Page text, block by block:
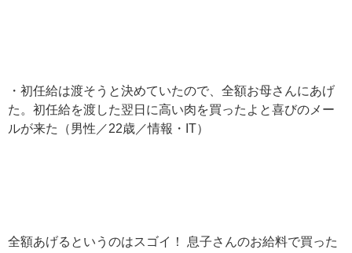
・初任給は渡そうと決めていたので、全額お母さんにあげ
た。初任給を渡した翌日に高い肉を買ったよと喜びのメー
ルが来た（男性／22歳／情報・IT）
全額あげるというのはスゴイ！ 息子さんのお給料で買った